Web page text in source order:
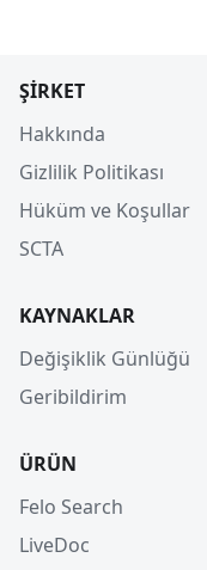
ŞIRKET
Hakkında
Gizlilik Politikası
Hüküm ve Koşullar
SCTA
KAYNAKLAR
Değişiklik Günlüğü
Geribildirim
ÜRÜN
Felo Search
LiveDoc